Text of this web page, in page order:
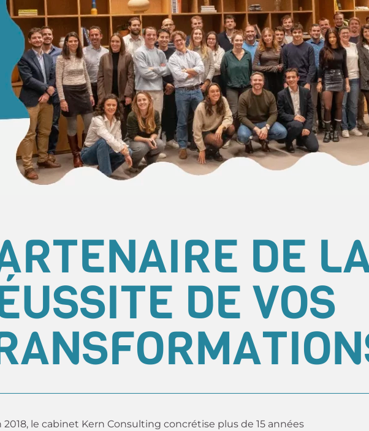
DE
DE VOS
2018, le cabinet Kern Consulting concrétise plus de 15 années